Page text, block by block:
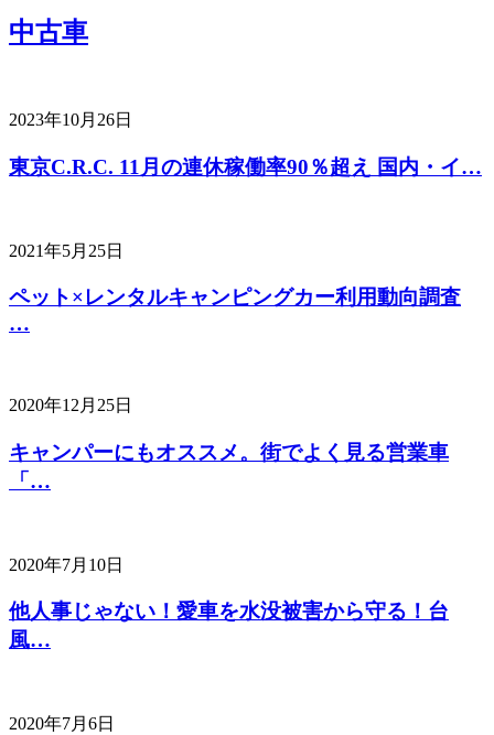
中古車
2023年10月26日
東京C.R.C. 11月の連休稼働率90％超え 国内・イ…
2021年5月25日
ペット×レンタルキャンピングカー利用動向調査
…
2020年12月25日
キャンパーにもオススメ。街でよく見る営業車
「…
2020年7月10日
他人事じゃない！愛車を水没被害から守る！台
風…
2020年7月6日